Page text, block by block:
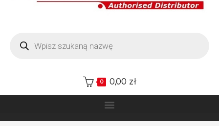
0 0,00 zł